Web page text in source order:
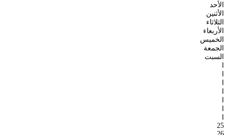
الأحد
الأثنين
الثلاثاء
الأربعاء
الخميس
الجمعة
السبت
ا
ا
ا
ا
ا
ا
ا
25